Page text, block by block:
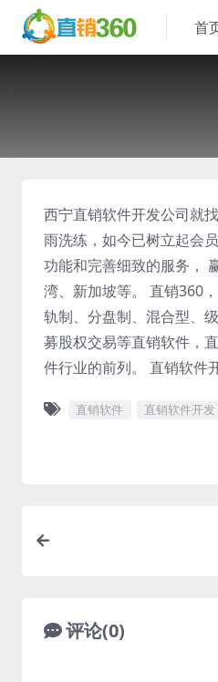
首
西宁直销软件开发公司就
雨洗练，如今已树立起会
功能和完善细致的服务，
湾、新加坡等。 直销360
轨制、分盘制、混合型、
募股权交易等直销软件，
件行业的前列。 直销软件
直销软件 直销软件开发
评论(0)